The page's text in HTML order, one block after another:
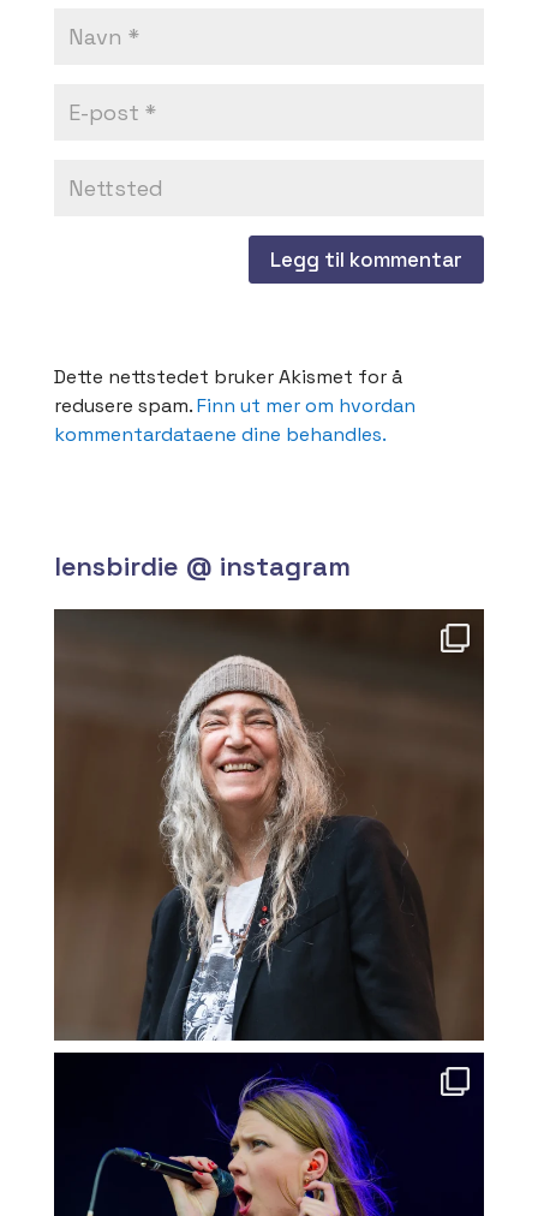
Dette nettstedet bruker Akismet for å
redusere spam.Finn ut mer om hvordan
kommentardataene dine behandles.
lensbirdie @ instagram